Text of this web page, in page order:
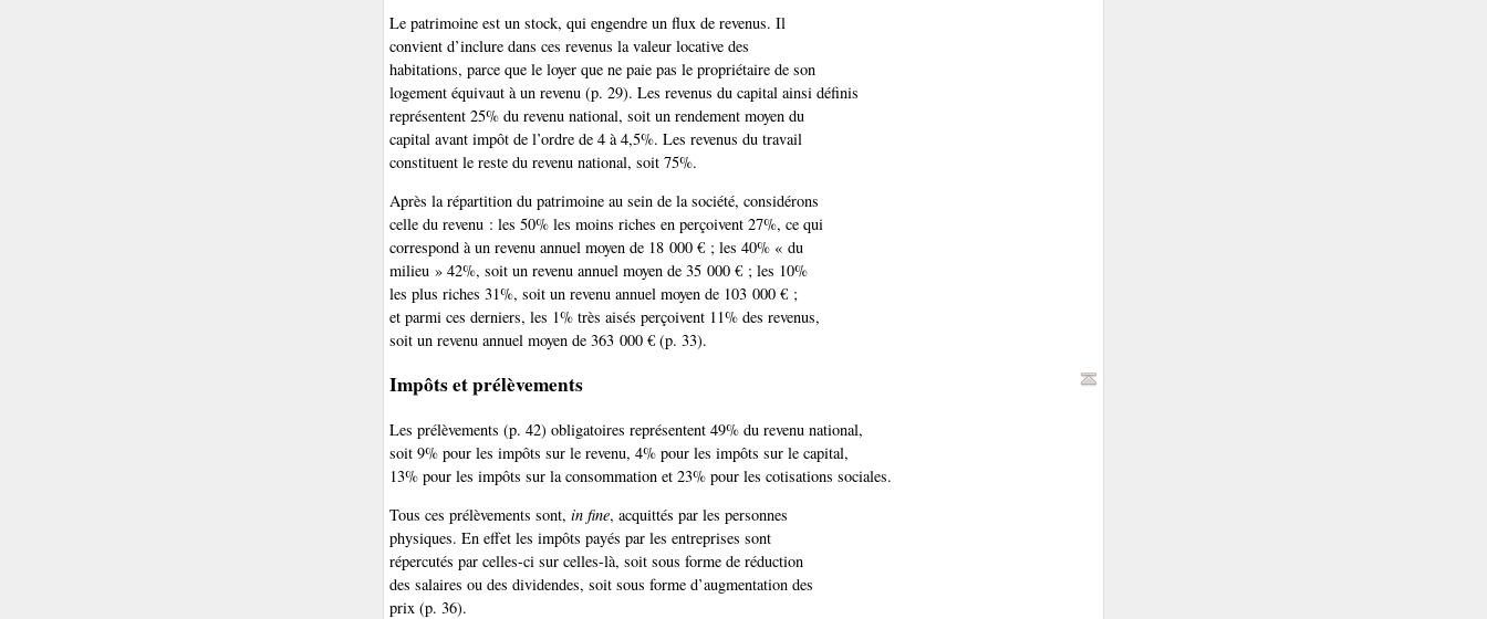
Le patrimoine est un stock, qui engendre un flux de revenus. Il
convient d’inclure dans ces revenus la valeur locative des
habitations, parce que le loyer que ne paie pas le propriétaire de son
logement équivaut à un revenu (p. 29). Les revenus du capital ainsi définis
représentent 25% du revenu national, soit un rendement moyen du
capital avant impôt de l’ordre de 4 à 4,5%. Les revenus du travail
constituent le reste du revenu national, soit 75%.
Après la répartition du patrimoine au sein de la société, considérons
celle du revenu : les 50% les moins riches en perçoivent 27%, ce qui
correspond à un revenu annuel moyen de 18 000 € ; les 40% « du
milieu » 42%, soit un revenu annuel moyen de 35 000 € ; les 10%
les plus riches 31%, soit un revenu annuel moyen de 103 000 € ;
et parmi ces derniers, les 1% très aisés perçoivent 11% des revenus,
soit un revenu annuel moyen de 363 000 € (p. 33).
Impôts et prélèvements
Les prélèvements (p. 42) obligatoires représentent 49% du revenu national,
soit 9% pour les impôts sur le revenu, 4% pour les impôts sur le capital,
13% pour les impôts sur la consommation et 23% pour les cotisations sociales.
Tous ces prélèvements sont, in fine, acquittés par les personnes
physiques. En effet les impôts payés par les entreprises sont
répercutés par celles-ci sur celles-là, soit sous forme de réduction
des salaires ou des dividendes, soit sous forme d’augmentation des
prix (p. 36).